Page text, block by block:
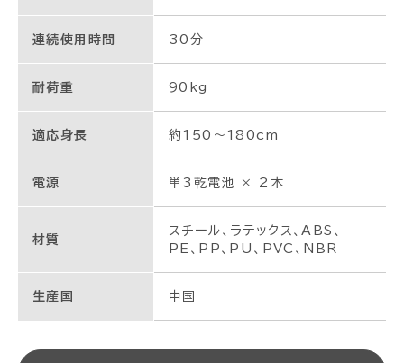
連続使用時間 30分
耐荷重 90kg
適応身長 約150～180cm
電源 単3乾電池 × 2本
材質
スチール、ラテックス、ABS、
PE、PP、PU、PVC、NBR
生産国 中国